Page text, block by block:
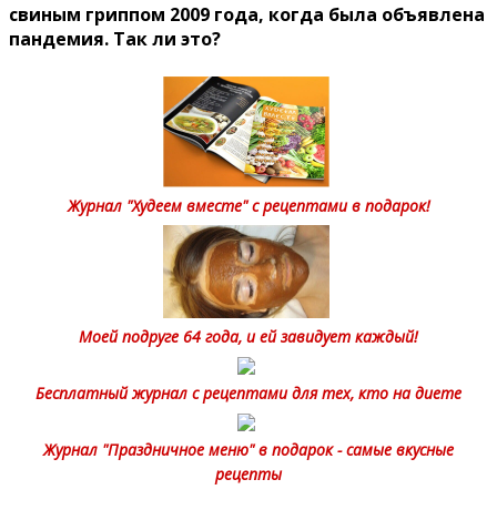
свиным гриппом 2009 года, когда была объявлена
пандемия. Так ли это?
Журнал "Худеем вместе" с рецептами в подарок!
Моей подруге 64 года, и ей завидует каждый!
Бесплатный журнал с рецептами для тех, кто на диете
Журнал "Праздничное меню" в подарок - самые вкусные
рецепты